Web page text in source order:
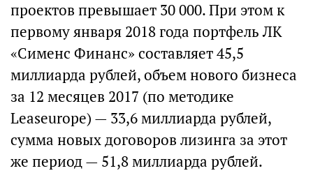
проектов превышает 30 000. При этом к
первому января 2018 года портфель ЛК
«Сименс Финанс» составляет 45,5
миллиарда рублей, объем нового бизнеса
за 12 месяцев 2017 (по методике
Leaseurope) — 33,6 миллиарда рублей,
сумма новых договоров лизинга за этот
же период — 51,8 миллиарда рублей.